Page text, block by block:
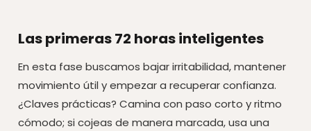
Las primeras 72 horas inteligentes
En esta fase buscamos bajar irritabilidad, mantener
movimiento útil y empezar a recuperar confianza.
¿Claves prácticas? Camina con paso corto y ritmo
cómodo; si cojeas de manera marcada, usa una